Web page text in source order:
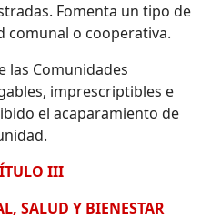
Fomenta un tipo de
comunal o cooperativa.
las Comunidades
imprescriptibles e
el acaparamiento de
III
SALUD Y BIENESTAR